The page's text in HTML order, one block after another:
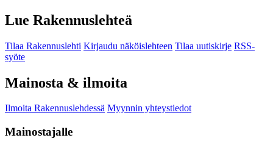
Lue Rakennuslehteä
Tilaa Rakennuslehti Kirjaudu näköislehteen Tilaa uutiskirje RSS-
syöte
Mainosta & ilmoita
Ilmoita Rakennuslehdessä Myynnin yhteystiedot
Mainostajalle